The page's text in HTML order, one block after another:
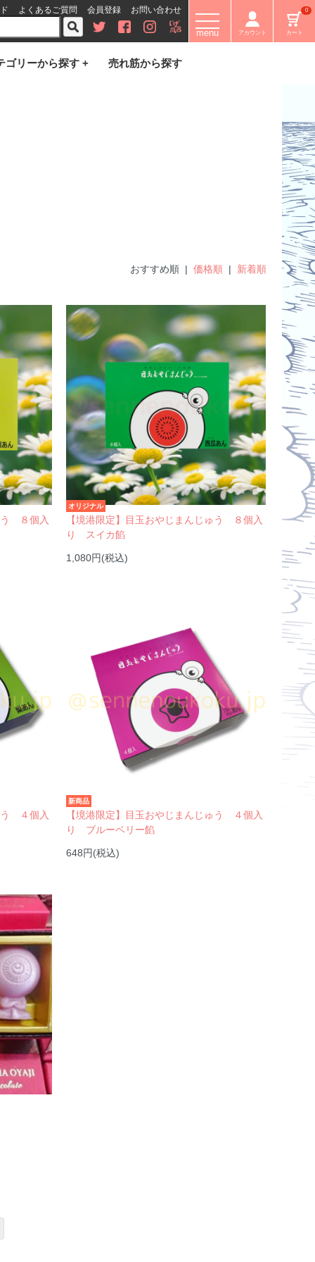
よくあるご質問 会員登録 お問い合わせ
menu アカウント カート
0
ゴリーから探す + 売れ筋から探す
おすすめ順 | 価格順| 新着順
う ８個入
オリジナル
【境港限定】目玉おやじまんじゅう ８個入
り スイカ餡
1,080円(税込)
う ４個入
新商品
【境港限定】目玉おやじまんじゅう ４個入
り ブルーベリー餡
648円(税込)